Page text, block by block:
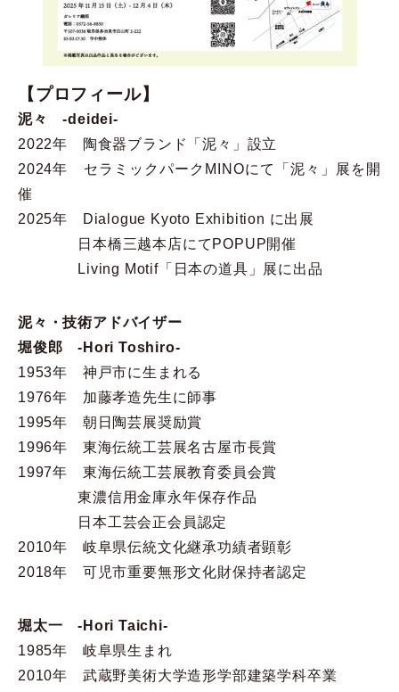
【プロフィール】
泥々 -deidei-
2022年 陶食器ブランド「泥々」設立
2024年 セラミックパークMINOにて「泥々」展を開
催
2025年 Dialogue Kyoto Exhibition に出展
日本橋三越本店にてPOPUP開催
Living Motif「日本の道具」展に出品
泥々・技術アドバイザー
堀俊郎 -Hori Toshiro-
1953年 神戸市に生まれる
1976年 加藤孝造先生に師事
1995年 朝日陶芸展奨励賞
1996年 東海伝統工芸展名古屋市長賞
1997年 東海伝統工芸展教育委員会賞
東濃信用金庫永年保存作品
日本工芸会正会員認定
2010年 岐阜県伝統文化継承功績者顕彰
2018年 可児市重要無形文化財保持者認定
堀太一 -Hori Taichi-
1985年 岐阜県生まれ
2010年 武蔵野美術大学造形学部建築学科卒業